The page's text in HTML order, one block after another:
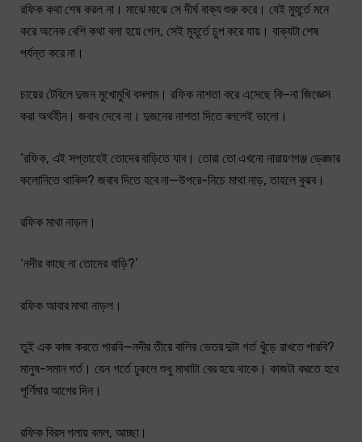
রফিক কথা শেষ করল না। মাঝে মাঝে সে দীর্ঘ বাক্য শুরু করে। যেই মুহূর্তে মনে
করে অনেক বেশি কথা বলা হয়ে গেল, সেই মুহূর্তে চুপ করে যায়। বাক্যটা শেষ
পর্যন্ত করে না।
চায়ের টেবিলে দুজন মুখোমুখি বসলাম। রফিক নাশতা করে এসেছে কি-না জিজ্ঞেস
করা অর্থহীন। জবাব দেবে না। দুজনের নাশতা দিতে বললেই ভালো।
‘রফিক, এই সপ্তাহেই তোদের বাড়িতে যাব। তোরা তো এখনো নারায়ণগঞ্জ ড্রেজার
কলোনিতে থাকিস? জবাব দিতে হবে না—উপরে-নিচে মাথা নাড়, তাহলে বুঝব।
রফিক মাথা নাড়ল।
‘নদীর কাছে না তোদের বাড়ি?’
রফিক আবার মাথা নাড়ল।
তুই এক কাজ করতে পারবি—নদীর তীরে বালির ভেতর দুটা গর্ত খুঁড়ে রাখতে পারবি?
মানুষ-সমান গর্ত। যেন গর্তে ঢুকলে শুধু মাথাটা বের হয়ে থাকে। কাজটা করতে হবে
পূর্ণিমার আগের দিন।
রফিক বিরস গলায় বলল, আচ্ছা।